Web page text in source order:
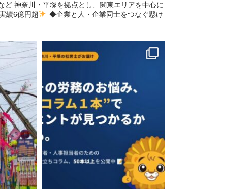
神奈川・平塚を拠点とし、​関東エリアを中心に
績6億円超
◆企業と人・企業同士をつなぐ懸け